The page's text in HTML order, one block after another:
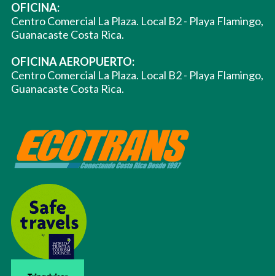
OFICINA:
Centro Comercial La Plaza. Local B2 - Playa Flamingo,
Guanacaste Costa Rica.
OFICINA AEROPUERTO:
Centro Comercial La Plaza. Local B2 - Playa Flamingo,
Guanacaste Costa Rica.